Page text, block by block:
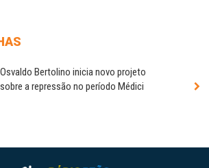
Osvaldo Bertolino inicia novo projeto
sobre a repressão no período Médici